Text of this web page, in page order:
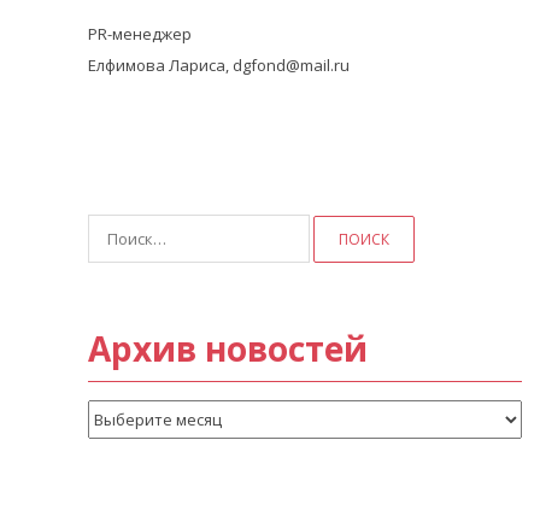
PR-менеджер
Елфимова Лариса, dgfond@mail.ru
Архив новостей
Архив
новостей